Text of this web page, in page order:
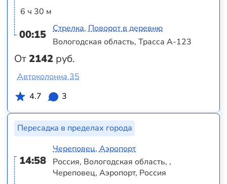
6 ч 30 м
00:15
От2142 руб.
Стрелка, Поворот в деревню
Вологодская область, Трасса А-123
Автоколонна 35
4.7
3
Пересадка в пределах города
14:58
Череповец, Аэропорт
Россия, Вологодская область, ,
Череповец, Аэропорт, Россия